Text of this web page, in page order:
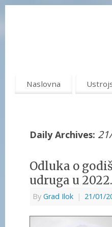
Naslovna
Daily Archives:
Odluka o
udruga u
By Grad Ilok | 21/01/